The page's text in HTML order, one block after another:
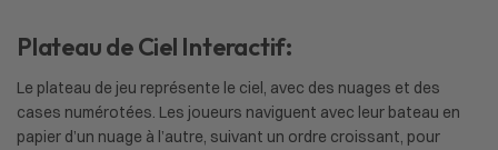
Plateau de Ciel Interactif:
Le plateau de jeu représente le ciel, avec des nuages et des
cases numérotées. Les joueurs naviguent avec leur bateau en
papier d’un nuage à l’autre, suivant un ordre croissant, pour